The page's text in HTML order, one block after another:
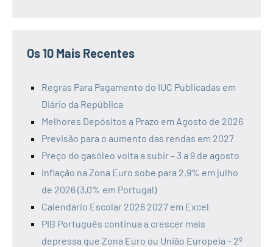
Os 10 Mais Recentes
Regras Para Pagamento do IUC Publicadas em
Diário da República
Melhores Depósitos a Prazo em Agosto de 2026
Previsão para o aumento das rendas em 2027
Preço do gasóleo volta a subir – 3 a 9 de agosto
Inflação na Zona Euro sobe para 2,9% em julho
de 2026 (3,0% em Portugal)
Calendário Escolar 2026 2027 em Excel
PIB Português continua a crescer mais
depressa que Zona Euro ou União Europeia – 2º